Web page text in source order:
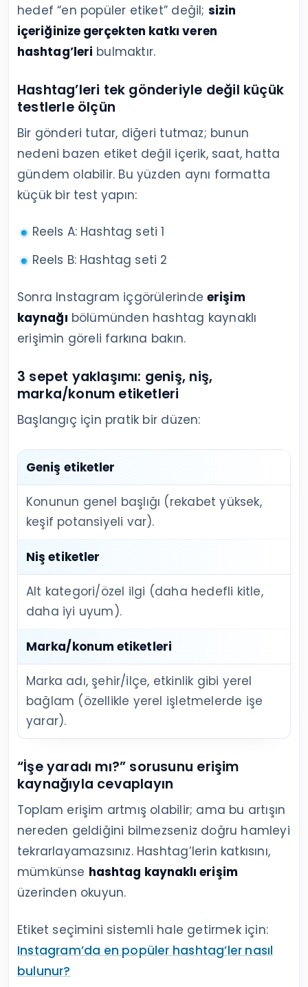
hedef “en popüler etiket” değil; sizin
içeriğinize gerçekten katkı veren
hashtag’leri bulmaktır.
Hashtag’leri tek gönderiyle değil küçük
testlerle ölçün
Bir gönderi tutar, diğeri tutmaz; bunun
nedeni bazen etiket değil içerik, saat, hatta
gündem olabilir. Bu yüzden aynı formatta
küçük bir test yapın:
Reels A: Hashtag seti 1
Reels B: Hashtag seti 2
Sonra Instagram içgörülerindeerişim
kaynağı bölümünden hashtag kaynaklı
erişimin göreli farkına bakın.
3 sepet yaklaşımı: geniş, niş,
marka/konum etiketleri
Başlangıç için pratik bir düzen:
Geniş etiketler
Konunun genel başlığı (rekabet yüksek,
keşif potansiyeli var).
Niş etiketler
Alt kategori/özel ilgi (daha hedefli kitle,
daha iyi uyum).
Marka/konum etiketleri
Marka adı, şehir/ilçe, etkinlik gibi yerel
bağlam (özellikle yerel işletmelerde işe
yarar).
“İşe yaradı mı?” sorusunu erişim
kaynağıyla cevaplayın
Toplam erişim artmış olabilir; ama bu artışın
nereden geldiğini bilmezseniz doğru hamleyi
tekrarlayamazsınız. Hashtag’lerin katkısını,
mümkünse hashtag kaynaklı erişim
üzerinden okuyun.
Etiket seçimini sistemli hale getirmek için:
Instagram’da en popüler hashtag’ler nasıl
bulunur?